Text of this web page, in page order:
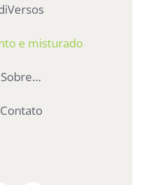
e misturado
Sobre…
Contato